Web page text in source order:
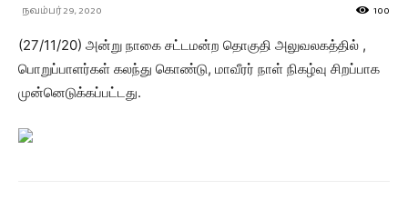
நவம்பர் 29, 2020 100
(27/11/20) அன்று நாகை சட்டமன்ற தொகுதி அலுவலகத்தில் ,
பொறுப்பாளர்கள் கலந்து கொண்டு, மாவீரர் நாள் நிகழ்வு சிறப்பாக
முன்னெடுக்கப்பட்டது.